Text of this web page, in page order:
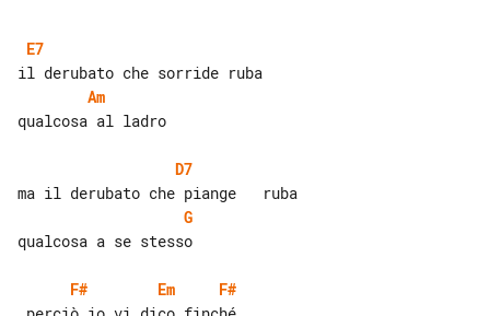
E7
Am
qualcosa al ladro
D7
G
qualcosa a se stesso
F# Em
F#